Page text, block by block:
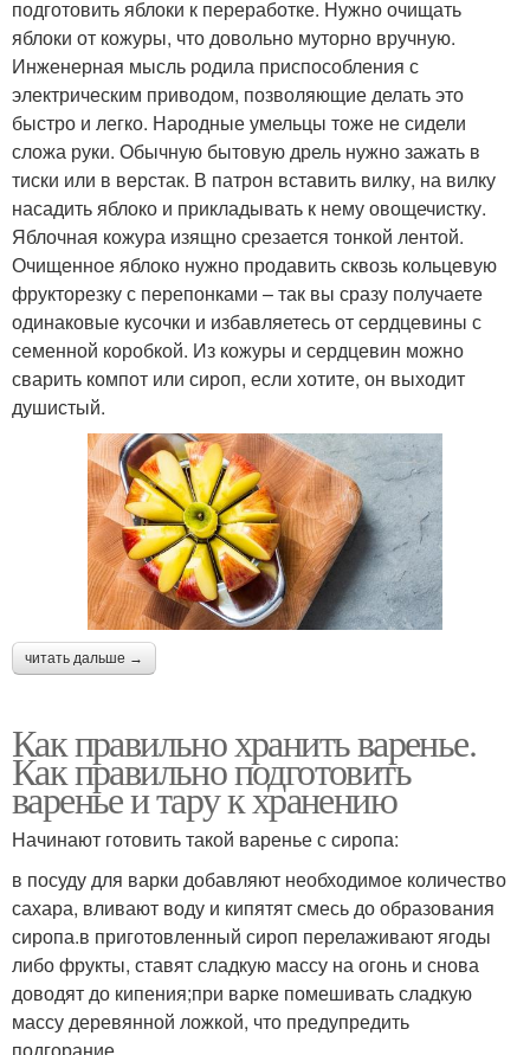
подготовить яблоки к переработке. Нужно очищать
яблоки от кожуры, что довольно муторно вручную.
Инженерная мысль родила приспособления с
электрическим приводом, позволяющие делать это
быстро и легко. Народные умельцы тоже не сидели
сложа руки. Обычную бытовую дрель нужно зажать в
тиски или в верстак. В патрон вставить вилку, на вилку
насадить яблоко и прикладывать к нему овощечистку.
Яблочная кожура изящно срезается тонкой лентой.
Очищенное яблоко нужно продавить сквозь кольцевую
фрукторезку с перепонками – так вы сразу получаете
одинаковые кусочки и избавляетесь от сердцевины с
семенной коробкой. Из кожуры и сердцевин можно
сварить компот или сироп, если хотите, он выходит
душистый.
читать дальше →
Как правильно хранить варенье.
Как правильно подготовить
варенье и тару к хранению
Начинают готовить такой варенье с сиропа:
в посуду для варки добавляют необходимое количество
сахара, вливают воду и кипятят смесь до образования
сиропа.в приготовленный сироп перелаживают ягоды
либо фрукты, ставят сладкую массу на огонь и снова
доводят до кипения;при варке помешивать сладкую
массу деревянной ложкой, что предупредить
подгорание.